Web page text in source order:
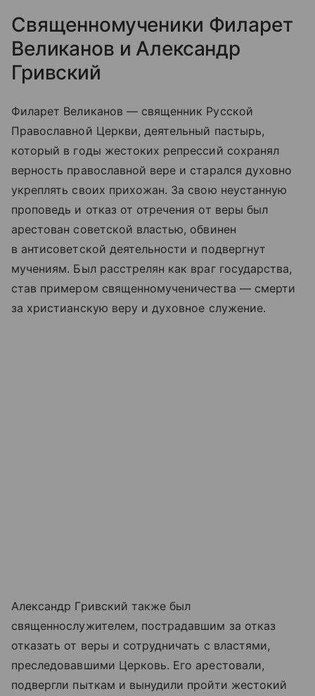
Священномученики Филарет
Великанов и Александр
Гривский
Филарет Великанов — священник Русской
Православной Церкви, деятельный пастырь,
который в годы жестоких репрессий сохранял
верность православной вере и старался духовно
укреплять своих прихожан. За свою неустанную
проповедь и отказ от отречения от веры был
арестован советской властью, обвинен
в антисоветской деятельности и подвергнут
мучениям. Был расстрелян как враг государства,
став примером священномученичества — смерти
за христианскую веру и духовное служение.
Александр Гривский также был
священнослужителем, пострадавшим за отказ
отказать от веры и сотрудничать с властями,
преследовавшими Церковь. Его арестовали,
подвергли пыткам и вынудили пройти жестокий